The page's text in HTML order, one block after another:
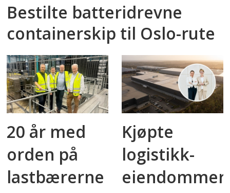
Bestilte batteridrevne
containerskip til Oslo-rute
20 år med
orden på
lastbærerne
Kjøpte
logistikk­
eiendommer